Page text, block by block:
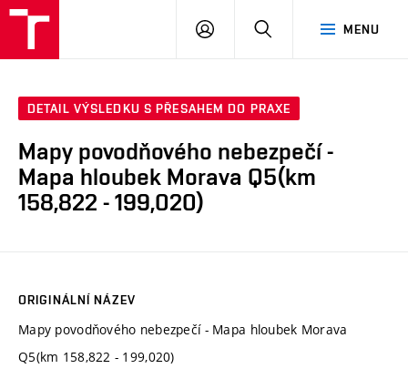
MENU
PŘIHLÁSIT
DETAIL VÝSLEDKU S PŘESAHEM DO PRAXE
Mapy povodňového nebezpečí -
Mapa hloubek Morava Q5(km
158,822 - 199,020)
ORIGINÁLNÍ NÁZEV
Mapy povodňového nebezpečí - Mapa hloubek Morava
Q5(km 158,822 - 199,020)